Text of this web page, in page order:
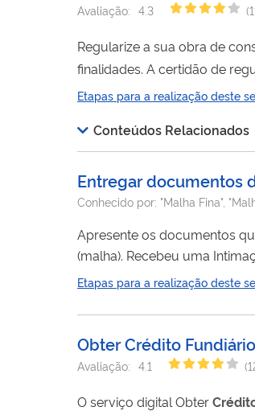
Avaliação: 4.3 (
Regularize a sua obra de
finalidades. A certidão
obra inscrita no Cadastro
(Sero). A certidão ficará
Etapas para a realização deste
Conteúdos Relacionados
Entregar documentos
Conhecido por: "Malha Fina",
Apresente os documentos
(malha). Recebeu uma
solicitados. Não recebeu intimação? Se você ainda não recebeu uma intimação, consulte quais são as pendências e corrija as
informações enviando uma
declaração...
Etapas para a realização deste
Obter Crédito Fundiário
Avaliação: 4.1 (
O serviço digital Obter